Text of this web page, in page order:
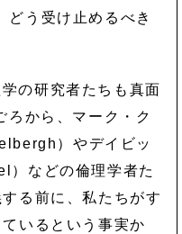
どう受け止めるべき
の研究者たちも真面
ろから、マーク・ク
）やデイビッ
）などの倫理学者た
る前に、私たちがす
いるという事実か